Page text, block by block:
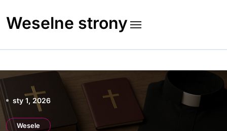
to
content
Weselne strony
sty 1, 2026
Wesele